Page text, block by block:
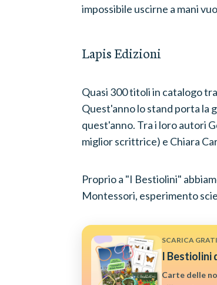
impossibile uscirne a mani
Lapis Edizioni
Quasi 300 titoli in catalogo
Quest'anno lo stand porta la
quest'anno. Tra i loro autori
miglior scrittrice) e Chiara
Proprio a "I Bestiolini"
Montessori, esperimento
SCARICA
I Bestiolini
Carte delle